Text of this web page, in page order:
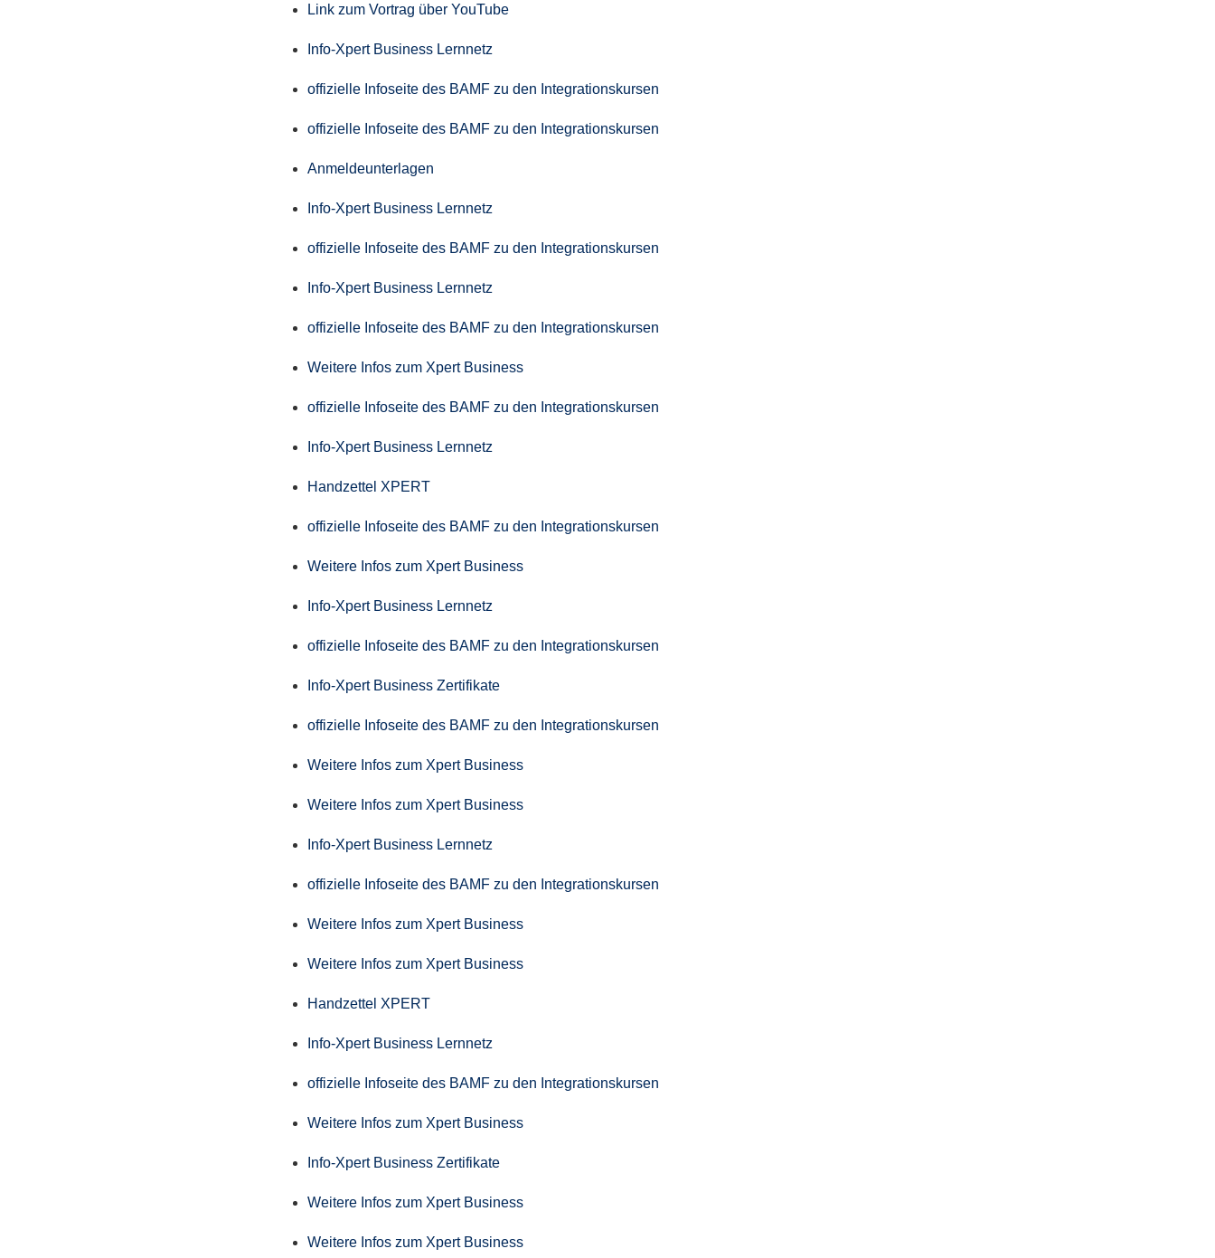
Link zum Vortrag über YouTube
Info-Xpert Business Lernnetz
offizielle Infoseite des BAMF zu den Integrationskursen
offizielle Infoseite des BAMF zu den Integrationskursen
Anmeldeunterlagen
Info-Xpert Business Lernnetz
offizielle Infoseite des BAMF zu den Integrationskursen
Info-Xpert Business Lernnetz
offizielle Infoseite des BAMF zu den Integrationskursen
Weitere Infos zum Xpert Business
offizielle Infoseite des BAMF zu den Integrationskursen
Info-Xpert Business Lernnetz
Handzettel XPERT
offizielle Infoseite des BAMF zu den Integrationskursen
Weitere Infos zum Xpert Business
Info-Xpert Business Lernnetz
offizielle Infoseite des BAMF zu den Integrationskursen
Info-Xpert Business Zertifikate
offizielle Infoseite des BAMF zu den Integrationskursen
Weitere Infos zum Xpert Business
Weitere Infos zum Xpert Business
Info-Xpert Business Lernnetz
offizielle Infoseite des BAMF zu den Integrationskursen
Weitere Infos zum Xpert Business
Weitere Infos zum Xpert Business
Handzettel XPERT
Info-Xpert Business Lernnetz
offizielle Infoseite des BAMF zu den Integrationskursen
Weitere Infos zum Xpert Business
Info-Xpert Business Zertifikate
Weitere Infos zum Xpert Business
Weitere Infos zum Xpert Business